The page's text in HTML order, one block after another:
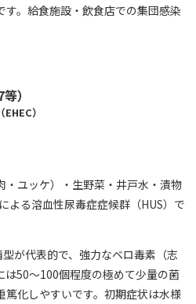
す。給食施設・飲食店での集団感染
）
）
・ユッケ）・生野菜・井戸水・漬物
よる溶血性尿毒症症候群（HUS）で
が代表的で、強力なベロ毒素（志
は50〜100個程度の極めて少量の菌
篤化しやすいです。初期症状は水様